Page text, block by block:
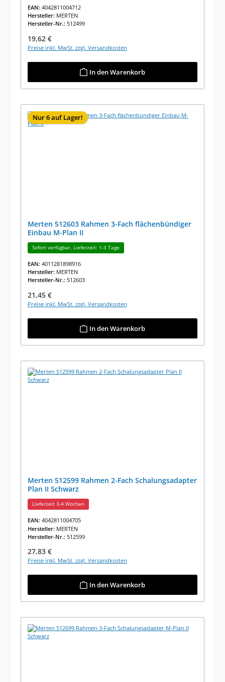
EAN: 4042811004712
Hersteller: MERTEN
Hersteller-Nr.: 512499
Regulärer Preis:
19,62 €
Preise inkl. MwSt. zzgl. Versandkosten
In den Warenkorb
Nur 6 auf Lager!
Merten 512603 Rahmen 3-Fach flächenbündiger
Einbau M-Plan II
Sofort verfügbar, Lieferzeit: 1-3 Tage
EAN: 4011281898916
Hersteller: MERTEN
Hersteller-Nr.: 512603
Regulärer Preis:
21,45 €
Preise inkl. MwSt. zzgl. Versandkosten
In den Warenkorb
Merten 512599 Rahmen 2-Fach Schalungsadapter
Plan II Schwarz
Lieferzeit 3-4 Wochen
EAN: 4042811004705
Hersteller: MERTEN
Hersteller-Nr.: 512599
Regulärer Preis:
27,83 €
Preise inkl. MwSt. zzgl. Versandkosten
In den Warenkorb